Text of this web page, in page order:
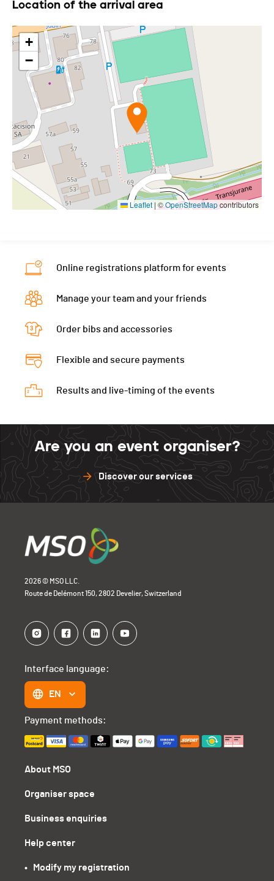
Location of the arrival area
+
−
Leaflet | ©OpenStreetMapcontributors
Online registrations platform for events
Manage your team and your friends
Order bibs and accessories
Flexible and secure payments
Results and live-timing of the events
Are you an event organiser?
Discover our services
2026 © MSO LLC.
Route de Delémont 150, 2802 Develier, Switzerland
About MSO
Organiser space
Business enquiries
Help center
•   Modify my registration
Interface language:
EN
Payment methods: